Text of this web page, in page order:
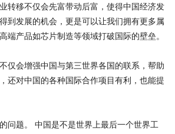
转移不仅会先富带动后富，使得中国经济发
到发展的机会，更是可以让我们拥有更多属
端产品如芯片制造等领域打破国际的壁垒。
仅会增强中国与第三世界各国的联系，帮助
还对中国的各种国际合作项目有利，也能提
问题。 中国是不是世界上最后一个世界工